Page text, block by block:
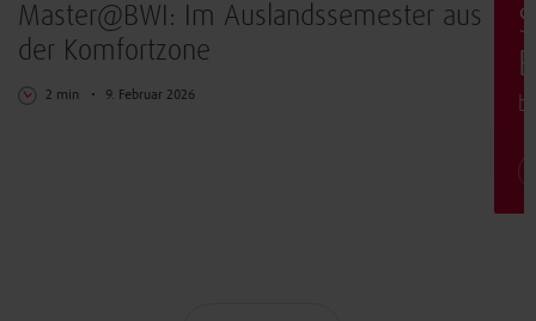
Master@BWI: Im Auslandssemester aus
der Komfortzone
2 min 9. Februar 2026